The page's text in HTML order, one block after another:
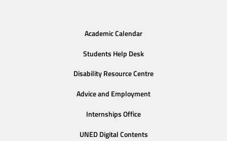
Academic Calendar
Students Help Desk
Disability Resource Centre
Advice and Employment
Internships Office
UNED Digital Contents